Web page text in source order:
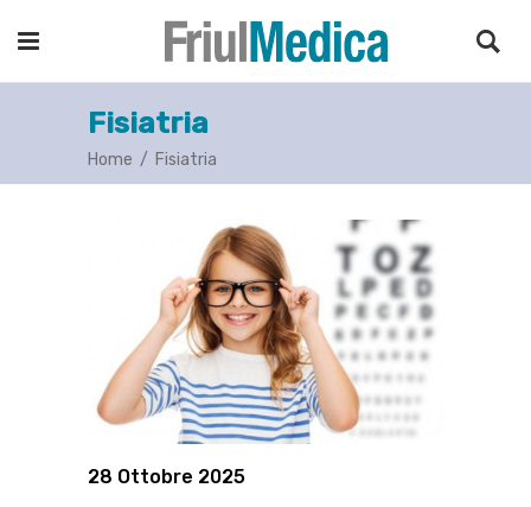
Fisiatria
Home / Fisiatria
28 Ottobre 2025